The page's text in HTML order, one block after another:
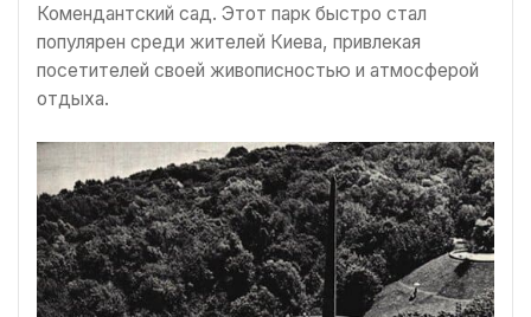
Комендантский сад. Этот парк быстро стал
популярен среди жителей Киева, привлекая
посетителей своей живописностью и атмосферой
отдыха.